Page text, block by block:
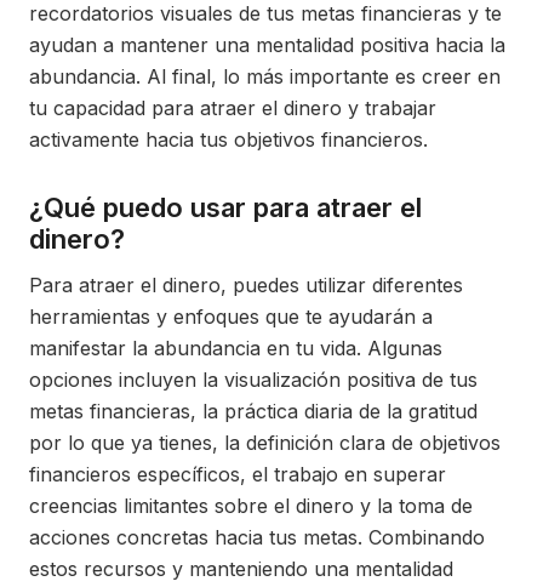
recordatorios visuales de tus metas financieras y te
ayudan a mantener una mentalidad positiva hacia la
abundancia. Al final, lo más importante es creer en
tu capacidad para atraer el dinero y trabajar
activamente hacia tus objetivos financieros.
¿Qué puedo usar para atraer el
dinero?
Para atraer el dinero, puedes utilizar diferentes
herramientas y enfoques que te ayudarán a
manifestar la abundancia en tu vida. Algunas
opciones incluyen la visualización positiva de tus
metas financieras, la práctica diaria de la gratitud
por lo que ya tienes, la definición clara de objetivos
financieros específicos, el trabajo en superar
creencias limitantes sobre el dinero y la toma de
acciones concretas hacia tus metas. Combinando
estos recursos y manteniendo una mentalidad